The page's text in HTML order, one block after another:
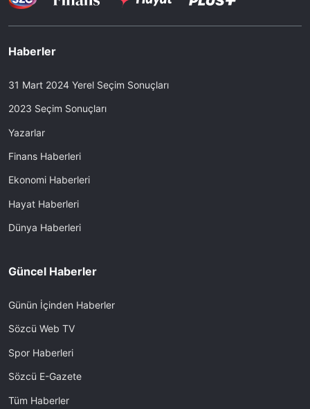
Haberler
31 Mart 2024 Yerel Seçim Sonuçları
2023 Seçim Sonuçları
Yazarlar
Finans Haberleri
Ekonomi Haberleri
Hayat Haberleri
Dünya Haberleri
Güncel Haberler
Günün İçinden Haberler
Sözcü Web TV
Spor Haberleri
Sözcü E-Gazete
Tüm Haberler